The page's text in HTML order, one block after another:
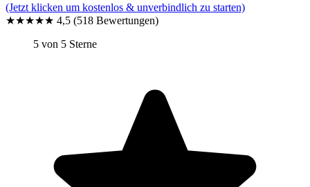
(Jetzt klicken um kostenlos & unverbindlich zu starten)
★★★★★ 4,5 (518 Bewertungen)
5 von 5 Sterne